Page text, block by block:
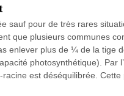
sauf pour de très rares
que plusieurs communes
enlever plus de ¼ de la tige
photosynthétique). Par
est déséquilibrée.